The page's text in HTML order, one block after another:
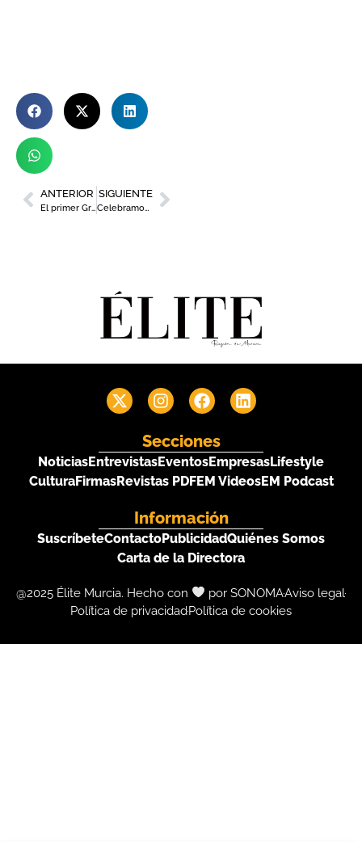
ANTERIOR
El primer Grand Hyatt de España estará en Murcia
SIGUIENTE
Celebramos el Día Mundial de la Pizza en Murcia
Secciones
NoticiasEntrevistasEventosEmpresasLifestyle
CulturaFirmasRevistas PDFEM VideosEM Podcast
Información
SuscríbeteContactoPublicidadQuiénes Somos
Carta de la Directora
@2025 Élite Murcia. Hecho con por SONOMAAviso legal
Política de privacidadPolítica de cookies